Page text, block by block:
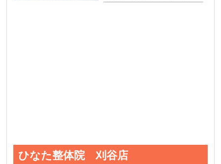
ひなた整体院 刈谷店